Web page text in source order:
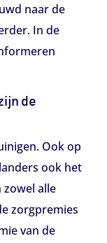
naar de
In de
de
Ook op
ook het
zowel alle
zorgpremies
van de